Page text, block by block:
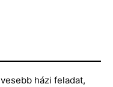
házi feladat,